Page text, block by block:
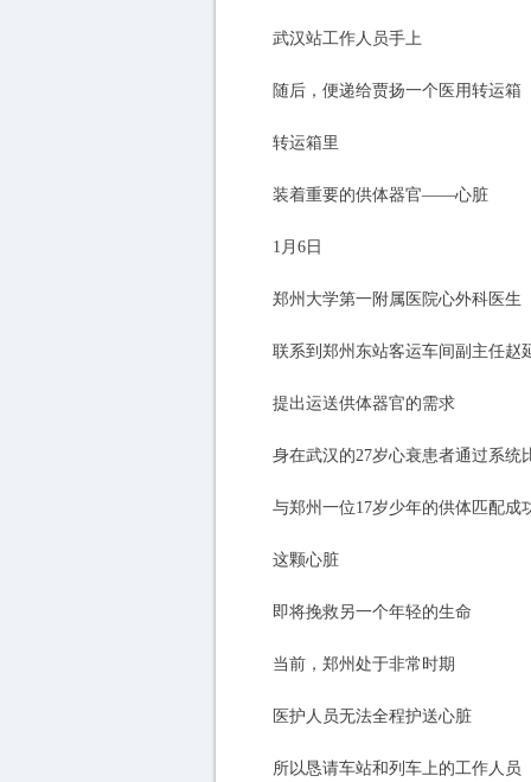
武汉站工作人员手上
随后，便递给贾扬一个医用转运箱
转运箱里
装着重要的供体器官——心脏
1月6日
郑州大学第一附属医院心外科医生
联系到郑州东站客运车间副主任赵
提出运送供体器官的需求
身在武汉的27岁心衰患者通过系统
与郑州一位17岁少年的供体匹配成
这颗心脏
即将挽救另一个年轻的生命
当前，郑州处于非常时期
医护人员无法全程护送心脏
所以恳请车站和列车上的工作人员